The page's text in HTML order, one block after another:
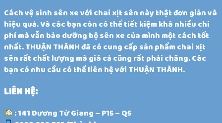
Cách vệ sinh sên xe với chai xịt sên này thật đơn giản và
hiệu quả. Và các bạn còn có thể tiết kiệm khá nhiều chi
phí mà vẫn bảo dưỡng bộ sên xe của mình một cách tốt
nhất. THUẬN THÀNH đã có cung cấp sản phẩm chai xịt
sên rất chất lượng mà giá cả cũng rất phải chăng. Các
bạn có nhu cầu có thể liên hệ với THUẬN THÀNH.
LIÊN HỆ:
: 141 Dương Tử Giang – P15 – Q5